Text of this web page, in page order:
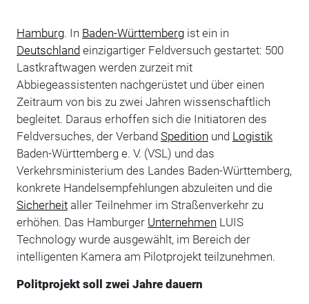
Hamburg. In Baden-Württembergist ein in
Deutschland einzigartiger Feldversuch gestartet: 500
Lastkraftwagen werden zurzeit mit
Abbiegeassistenten nachgerüstet und über einen
Zeitraum von bis zu zwei Jahren wissenschaftlich
begleitet. Daraus erhoffen sich die Initiatoren des
Feldversuches, der Verband Spedition und Logistik
Baden-Württemberg e. V. (VSL) und das
Verkehrsministerium des Landes Baden-Württemberg,
konkrete Handelsempfehlungen abzuleiten und die
Sicherheitaller Teilnehmer im Straßenverkehr zu
erhöhen. Das Hamburger Unternehmen LUIS
Technology wurde ausgewählt, im Bereich der
intelligenten Kamera am Pilotprojekt teilzunehmen.
Politprojekt soll zwei Jahre dauern